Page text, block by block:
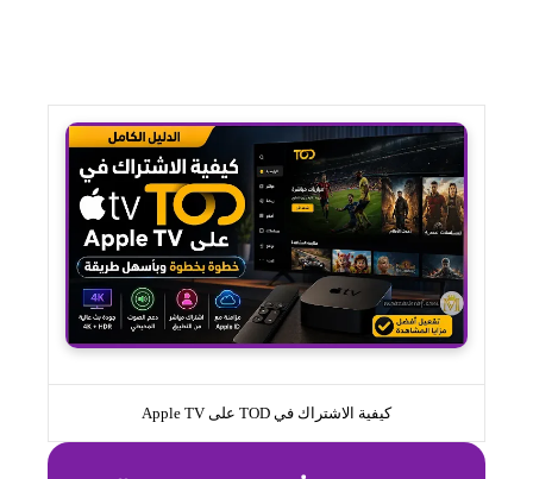
كيفية الاشتراك في TOD على Apple TV